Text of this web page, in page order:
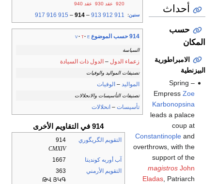
920
عقد 930 عقد 940
سنين:
911
912
913
–
914
–
915
916
917
914 حسب الموضوع v t e
السياسة
زعماء الدول – الدول ذات السيادة
تصنيفات المواليد والوفيات
المواليد – الوفيات
تصنيفات التأسيسات والانحلالات
تأسيسات – انحلالات
914 في التقاويم الأخرى
التقويم الگريگوري
914
CMXIV
آب أوربه كونديتا
1667
التقويم الأرمني
363
ԹՎ ՅԿԳ
أحداث
حسب
المكان
الامبراطورية
البيزنطية
Spring –
Empress Zoe
Karbonopsina
leads a palace
coup at
Constantinopleand
overthrows, with the
support of the
magistros John
Eladas, Patriarch